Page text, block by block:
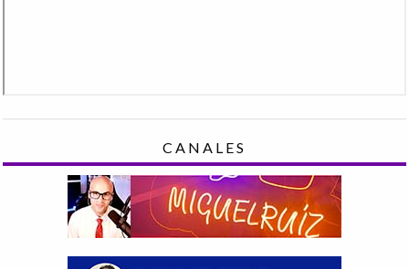
CANALES